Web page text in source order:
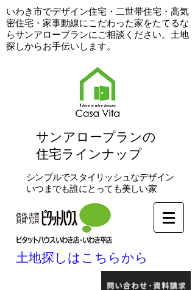
​いわき市でデザイン住宅・二世帯住宅・高気
密住宅・家事動線にこだわった家をたてるな
らサンアロープランにご相談ください。土地
探しからお手伝いします。
​サンアロープランの
住宅ラインナップ
シンプルでスタイリッシュなデザイン
いつまでも誰にとっても美しい家
土地探しはこちらから